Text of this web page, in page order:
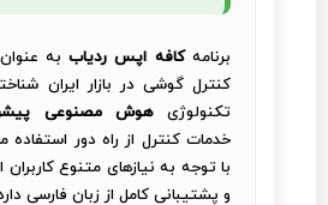
برنامهکافه اپس ردیاببه عنوان
کنترل گوشی در بازار ایران
تکنولوژیهوش مصنوعی
خدمات کنترل از راه دور استفاده
با توجه به نیازهای متنوع
و پشتیبانی کامل از زبان فارسی